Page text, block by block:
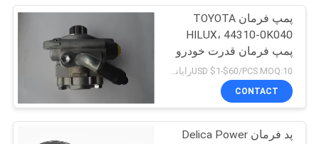
پمپ فرمان TOYOTA
HILUX، 44310-0K040
پمپ فرمان قدرت خودرو
CONTACT
پد فرمان Delica Power